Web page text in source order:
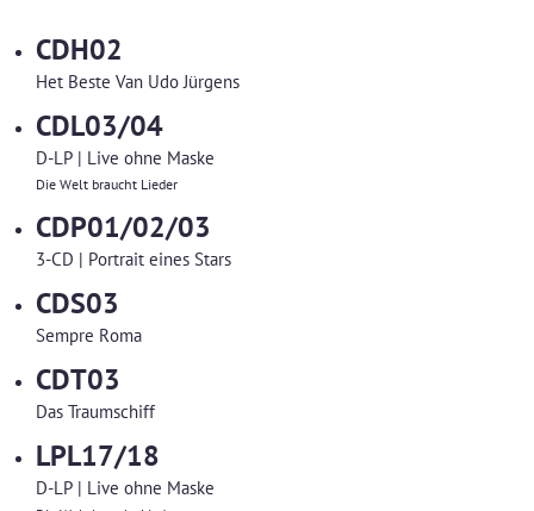
CDH02
Het Beste Van Udo Jürgens
CDL03/04
D-LP | Live ohne Maske
Die Welt braucht Lieder
CDP01/02/03
3-CD | Portrait eines Stars
CDS03
Sempre Roma
CDT03
Das Traumschiff
LPL17/18
D-LP | Live ohne Maske